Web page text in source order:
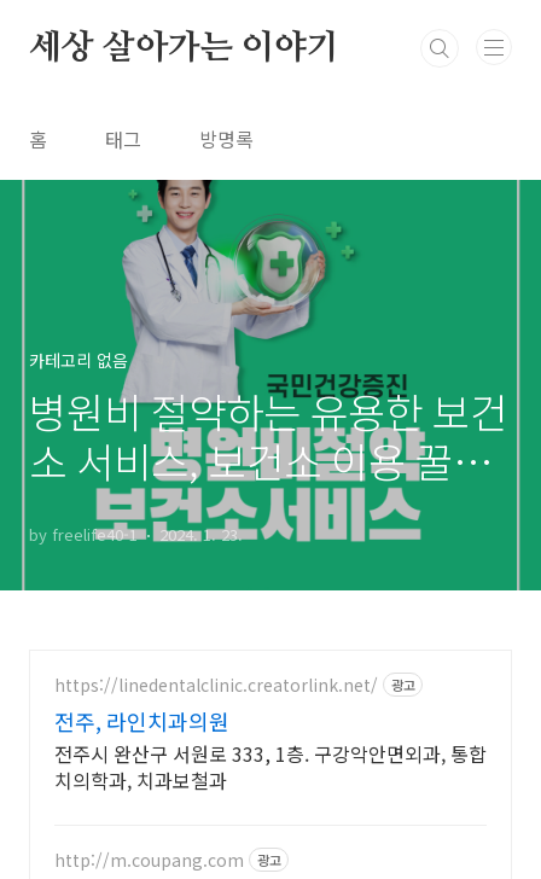
세상 살아가는 이야기
홈 태그 방명록
카테고리 없음
병원비 절약하는 유용한 보건
소 서비스, 보건소 이용 꿀팁
정리 추천
by freelife40-1 2024. 1. 23.
https://linedentalclinic.creatorlink.net/ 광고
전주, 라인치과의원
전주시 완산구 서원로 333, 1층. 구강악안면외과, 통합
치의학과, 치과보철과
http://m.coupang.com 광고